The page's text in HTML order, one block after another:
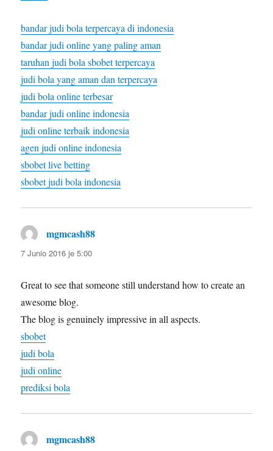
bandar judi bola terpercaya di indonesia
bandar judi online yang paling aman
taruhan judi bola sbobet terpercaya
judi bola yang aman dan terpercaya
judi bola online terbesar
bandar judi online indonesia
judi online terbaik indonesia
agen judi online indonesia
sbobet live betting
sbobet judi bola indonesia
mgmcash88
7 Junio 2016 je 5:00
Great to see that someone still understand how to create an
awesome blog.
The blog is genuinely impressive in all aspects.
sbobet
judi bola
judi online
prediksi bola
mgmcash88